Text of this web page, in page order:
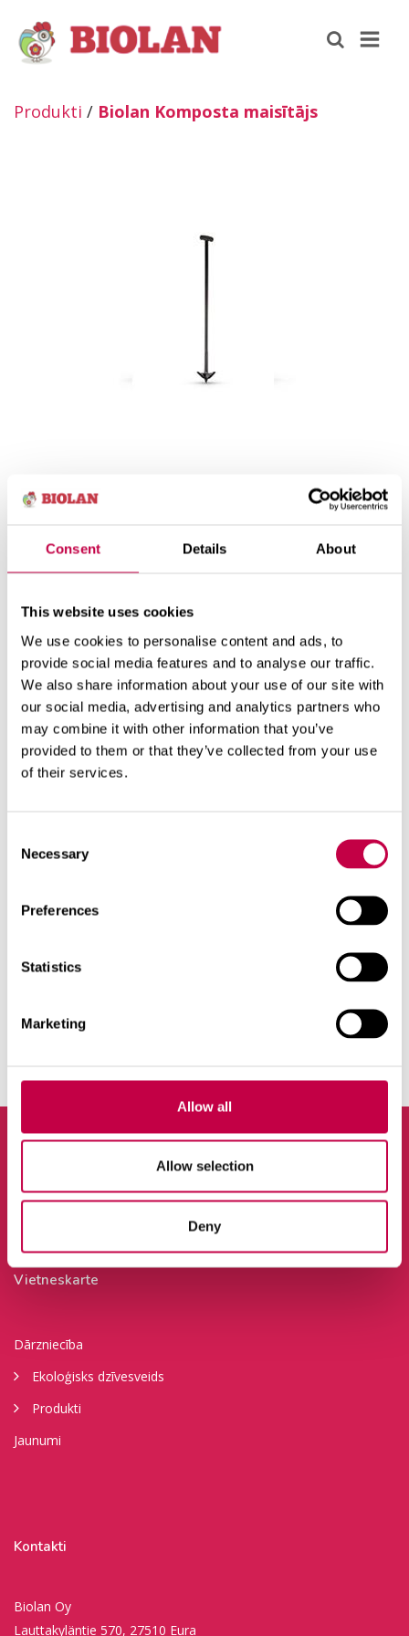
Consent Details About
This website uses cookies
We use cookies to personalise content and ads, to
provide social media features and to analyse our traffic.
We also share information about your use of our site with
our social media, advertising and analytics partners who
may combine it with other information that you’ve
provided to them or that they’ve collected from your use
of their services.
Selection
Necessary
Preferences
Statistics
Marketing
Allow all
Allow selection
Deny
Produkti / Biolan Komposta maisītājs
Biolan Komposta
maisītājs
Komposta Maisītājs ir izgatavots no ar stikla
škiedru armēta propilēna. Tas nerūsē un
neoksidējas pat pēc ilgāka laika. Pateicoties
komposta maisītāja vieglajai konstrukcijai, komposta
maisīšana ir bez piepūles. Komposta Maisītāja
INTERNETA VEIKALS
Vietneskarte
Dārzniecība
Ekoloģisks dzīvesveids
Produkti
Jaunumi
Kontakti
Biolan Oy
Lauttakyläntie 570, 27510 Eura